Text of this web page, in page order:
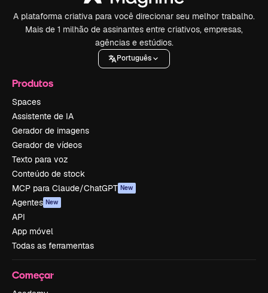
A plataforma criativa para você direcionar seu melhor trabalho.
Mais de 1 milhão de assinantes entre criativos, empresas,
agências e estúdios.
Português
Produtos
Spaces
Assistente de IA
Gerador de imagens
Gerador de vídeos
Texto para voz
Conteúdo de stock
MCP para Claude/ChatGPT New
Agentes New
API
App móvel
Todas as ferramentas
Começar